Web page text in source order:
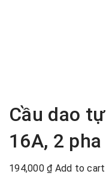
Cầu dao
16A, 2
194,000 ₫ Add to cart